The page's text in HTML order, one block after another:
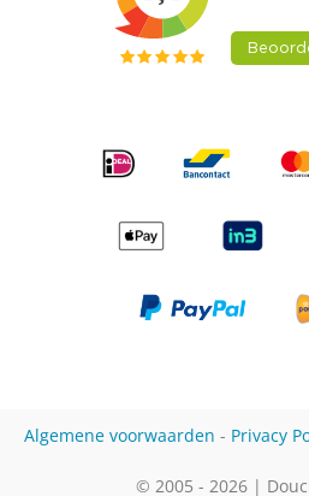
Algemene voorwaarden - Privacy
© 2005 - 2026 |